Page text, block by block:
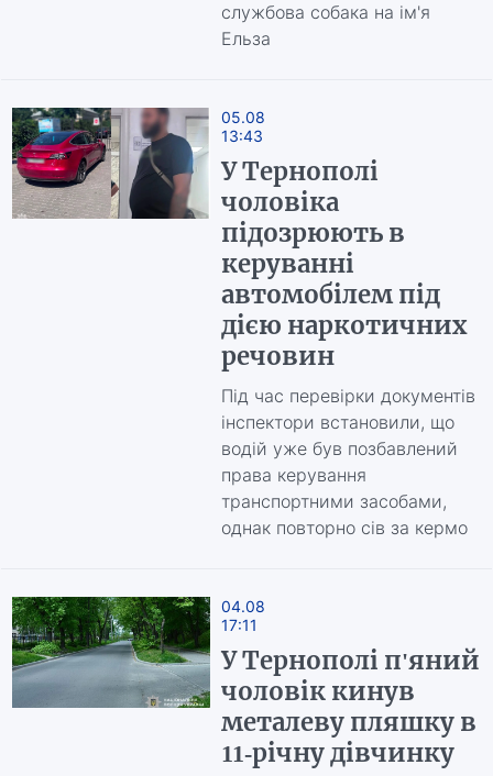
службова собака на ім'я
Ельза
05.08
13:43
У Тернополі
чоловіка
підозрюють в
керуванні
автомобілем під
дією наркотичних
речовин
Під час перевірки документів
інспектори встановили, що
водій уже був позбавлений
права керування
транспортними засобами,
однак повторно сів за кермо
04.08
17:11
У Тернополі п'яний
чоловік кинув
металеву пляшку в
11-річну дівчинку